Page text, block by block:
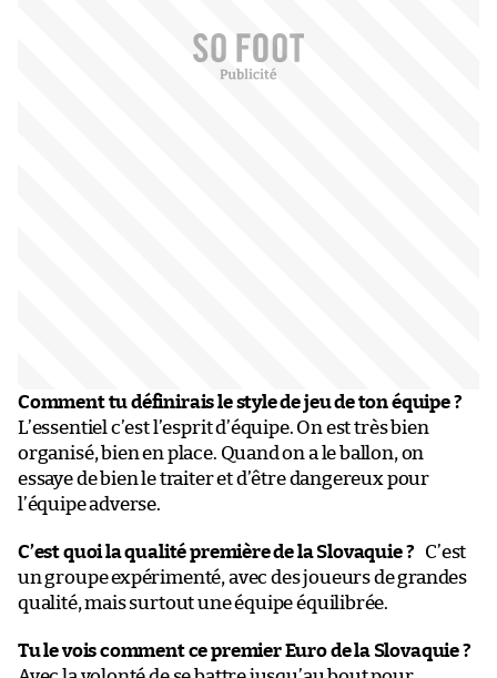
Comment tu définirais le style de jeu de ton équipe ?
L’essentiel c’est l’esprit d’équipe. On est très bien
organisé, bien en place. Quand on a le ballon, on
essaye de bien le traiter et d’être dangereux pour
l’équipe adverse.
C’est quoi la qualité première de la Slovaquie ? C’est
un groupe expérimenté, avec des joueurs de grandes
qualité, mais surtout une équipe équilibrée.
Tu le vois comment ce premier Euro de la Slovaquie ?